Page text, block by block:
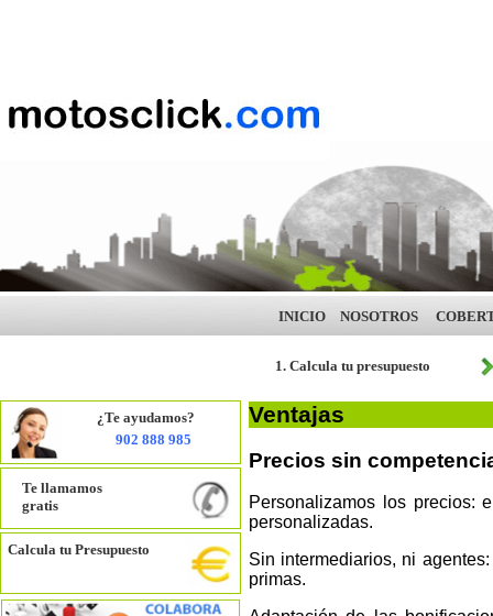
1. Calcula tu presupuesto
902 888 985
¿Te ayudamos?
Te llamamos
gratis
Calcula tu Presupuesto
INICIO NOSOTROS
Ventajas
Precios sin
Personalizamos los precios:
personalizadas.
Sin intermediarios, ni
primas.